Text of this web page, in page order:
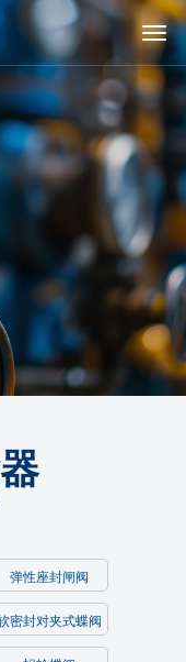
弹性座封闸阀
密封对夹式蝶阀